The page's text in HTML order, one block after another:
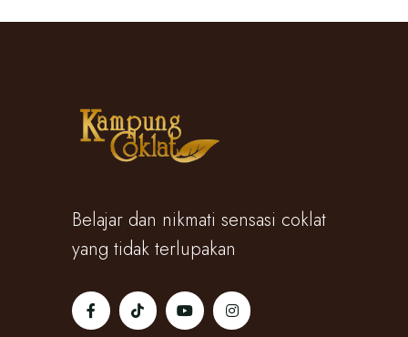
Belajar dan nikmati sensasi coklat
yang tidak terlupakan